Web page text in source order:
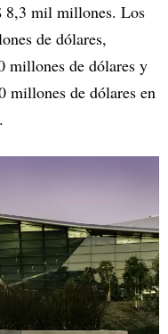
8,3 mil millones. Los
de dólares,
millones de dólares y
millones de dólares en